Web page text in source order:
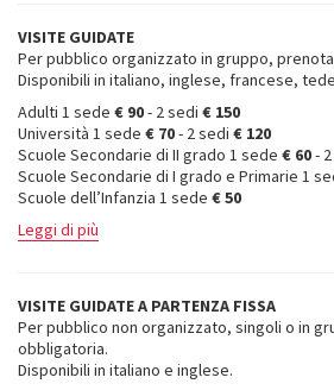
VISITE GUIDATE
Per pubblico organizzato in gruppo,
Disponibili in italiano, inglese, francese,
Adulti 1 sede € 90- 2 sedi € 150
Università 1 sede € 70- 2 sedi € 120
Scuole Secondarie di II grado 1 sede € 60-
Scuole Secondarie di I grado e Primarie 1
Scuole dell’Infanzia 1 sede € 50
Leggi di più
VISITE GUIDATE A PARTENZA FISSA
Per pubblico non organizzato, singoli o in
obbligatoria.
Disponibili in italiano e inglese.